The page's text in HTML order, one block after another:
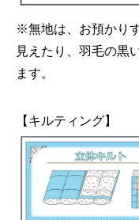
※無地は、お預かり
見えたり、羽毛の黒
ます。
【キルティング】